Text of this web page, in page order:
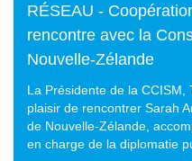
RÉSEAU -
rencontre avec la
Nouvelle-Zélande
La Présidente de la CCISM,
plaisir de rencontrer Sarah
de Nouvelle-Zélande,
en charge de la diplomatie